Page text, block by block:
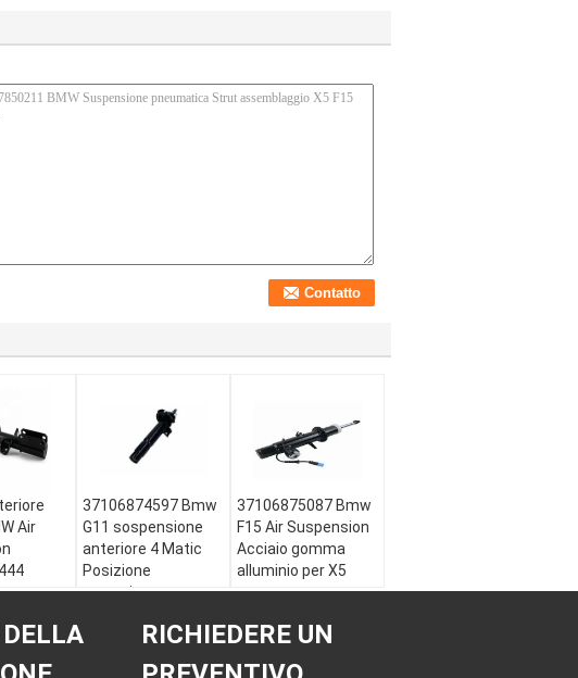
Air
37106874597 Bmw
G11 sospensione
anteriore 4 Matic
Posizione
posteriore
BMW 7er (G11/G12)
37106875087 Bmw
F15 Air Suspension
Acciaio gomma
alluminio per X5
Modello:X5 (F15,
Anno: 2012-
RICHIEDERE UN